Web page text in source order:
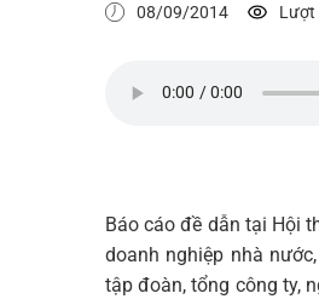
08/09/2014 Lượt
Báo cáo đề dẫn tại Hội
doanh nghiệp nhà
tập đoàn, tổng công ty,